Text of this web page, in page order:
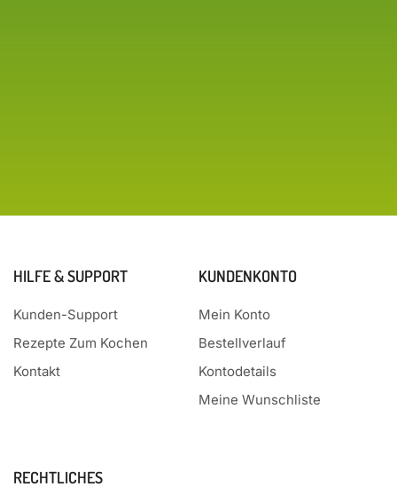
HILFE & SUPPORT
Kunden-Support
Rezepte Zum Kochen
Kontakt
KUNDENKONTO
Mein Konto
Bestellverlauf
Kontodetails
Meine Wunschliste
RECHTLICHES